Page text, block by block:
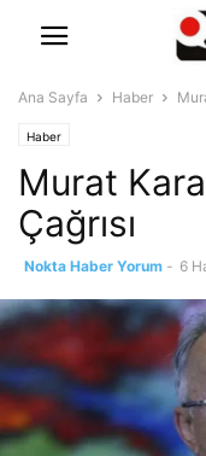
Ana Sayfa Haber
Haber
Murat
Çağrısı
Nokta Haber Yorum - 6